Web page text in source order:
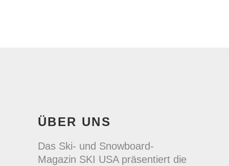
ÜBER UNS
Das Ski- und Snowboard-
Magazin SKI USA präsentiert die